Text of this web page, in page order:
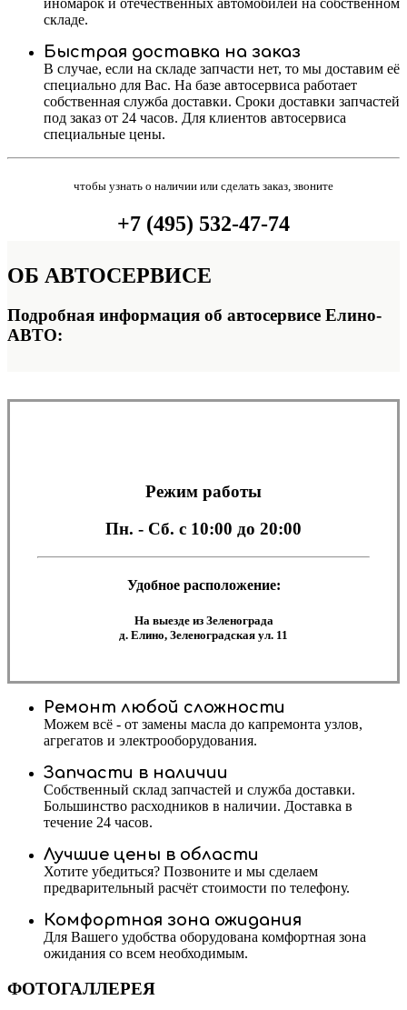
иномарок и отечественных автомобилей на собственном
складе.
Быстрая доставка на заказ
В случае, если на складе запчасти нет, то мы доставим её
специально для Вас. На базе автосервиса работает
собственная служба доставки. Сроки доставки запчастей
под заказ от 24 часов. Для клиентов автосервиса
специальные цены.
чтобы узнать о наличии или сделать заказ, звоните
+7 (495) 532-47-74
ОБ АВТОСЕРВИСЕ
Подробная информация об автосервисе Елино-
АВТО:
Режим работы
Пн. - Сб. с 10:00 до 20:00
Удобное расположение:
На выезде из Зеленограда
д. Елино, Зеленоградская ул. 11
Ремонт любой сложности
Можем всё - от замены масла до капремонта узлов,
агрегатов и электрооборудования.
Запчасти в наличии
Собственный склад запчастей и служба доставки.
Большинство расходников в наличии. Доставка в
течение 24 часов.
Лучшие цены в области
Хотите убедиться? Позвоните и мы сделаем
предварительный расчёт стоимости по телефону.
Комфортная зона ожидания
Для Вашего удобства оборудована комфортная зона
ожидания со всем необходимым.
ФОТОГАЛЛЕРЕЯ